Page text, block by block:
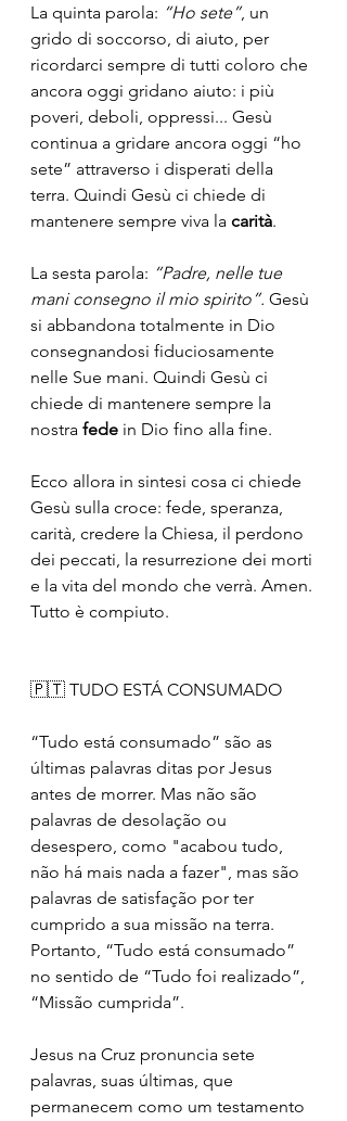
La quinta parola: “Ho sete”, un
grido di soccorso, di aiuto, per
ricordarci sempre di tutti coloro che
ancora oggi gridano aiuto: i più
poveri, deboli, oppressi... Gesù
continua a gridare ancora oggi “ho
sete” attraverso i disperati della
terra. Quindi Gesù ci chiede di
mantenere sempre viva la carità.
La sesta parola: “Padre, nelle tue
mani consegno il mio spirito”. Gesù
si abbandona totalmente in Dio
consegnandosi fiduciosamente
nelle Sue mani. Quindi Gesù ci
chiede di mantenere sempre la
nostra fede in Dio fino alla fine.
Ecco allora in sintesi cosa ci chiede
Gesù sulla croce: fede, speranza,
carità, credere la Chiesa, il perdono
dei peccati, la resurrezione dei morti
e la vita del mondo che verrà. Amen.
Tutto è compiuto.
🇵🇹 TUDO ESTÁ CONSUMADO
“Tudo está consumado” são as
últimas palavras ditas por Jesus
antes de morrer. Mas não são
palavras de desolação ou
desespero, como "acabou tudo,
não há mais nada a fazer", mas são
palavras de satisfação por ter
cumprido a sua missão na terra.
Portanto, “Tudo está consumado”
no sentido de “Tudo foi realizado”,
“Missão cumprida”.
Jesus na Cruz pronuncia sete
palavras, suas últimas, que
permanecem como um testamento